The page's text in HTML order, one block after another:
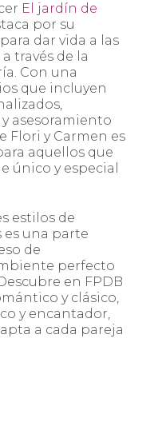
El jardín de
por su
dar vida a las
través de la
Con una
que incluyen
asesoramiento
Flori y Carmen es
aquellos que
único y especial
estilos de
es una parte
de
perfecto
en FPDB
y clásico,
y encantador,
a cada pareja